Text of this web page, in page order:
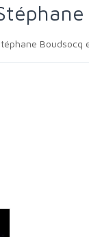
Stéphane